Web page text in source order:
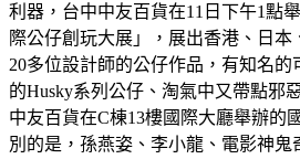
利器，台中中友百貨在11日下午1點
際公仔創玩大展」，展出香港、日
20多位設計師的公仔作品，有知名
的Husky系列公仔、淘氣中又帶點邪
中友百貨在C棟13樓國際大廳舉辦的
別的是，孫燕姿、李小龍、電影神鬼